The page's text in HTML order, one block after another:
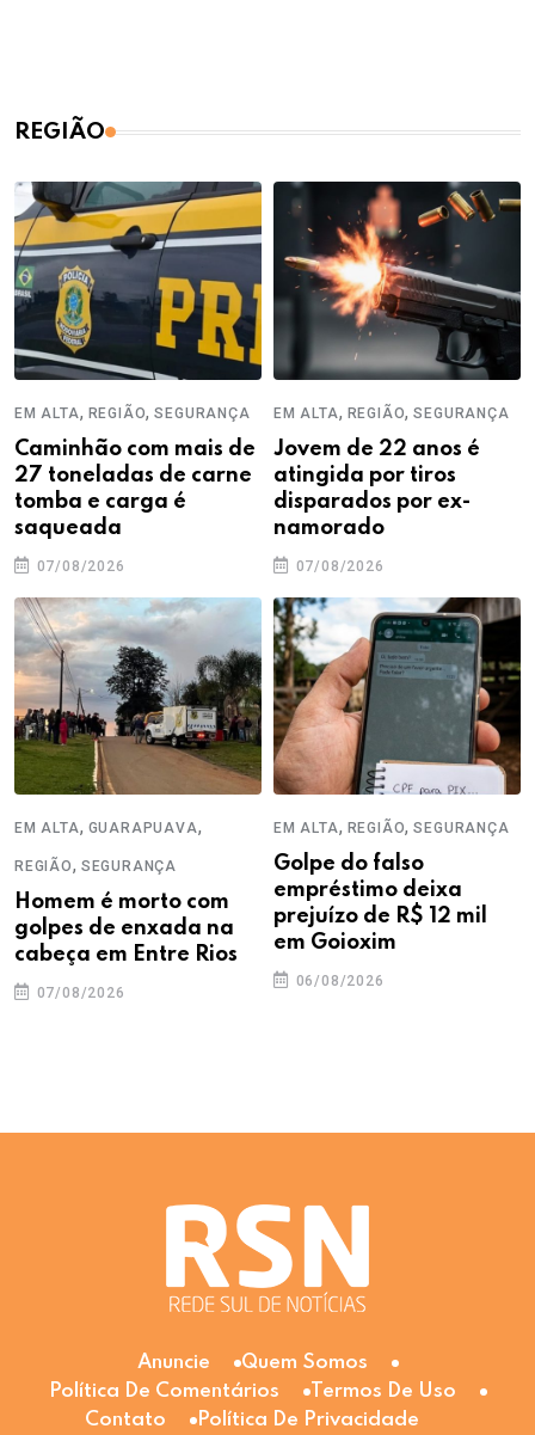
REGIÃO
EM ALTA, REGIÃO,SEGURANÇA
Caminhão com mais de
27 toneladas de carne
tomba e carga é
saqueada
07/08/2026
EM ALTA, REGIÃO,SEGURANÇA
Jovem de 22 anos é
atingida por tiros
disparados por ex-
namorado
07/08/2026
EM ALTA, GUARAPUAVA,
REGIÃO, SEGURANÇA
Homem é morto com
golpes de enxada na
cabeça em Entre Rios
07/08/2026
EM ALTA, REGIÃO,SEGURANÇA
Golpe do falso
empréstimo deixa
prejuízo de R$ 12 mil
em Goioxim
06/08/2026
Anuncie
Quem Somos
Política De Comentários
Termos De Uso
Contato
Política De Privacidade